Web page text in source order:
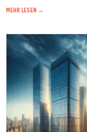
MEHR LESEN →